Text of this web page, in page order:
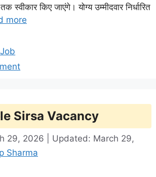
किए जाएंगे। योग्य उम्मीदवार निर्धारित
more
Sirsa Vacancy
29, 2026 | Updated: March 29,
Sharma